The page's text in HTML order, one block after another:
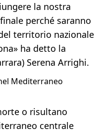
la nostra
perché saranno
territorio nazionale
ha detto la
Serena Arrighi.
Mediterraneo
o risultano
centrale